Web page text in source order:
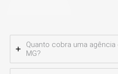
Quanto cobra uma
MG?